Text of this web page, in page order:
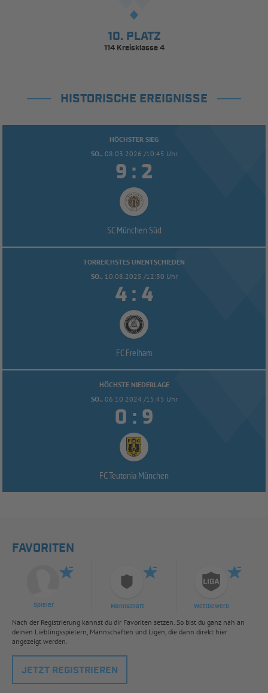
10. PLATZ
114 Kreisklasse 4
HISTORISCHE EREIGNISSE
HÖCHSTER SIEG
SO.. 08.03.2026 /10:45 Uhr
 : 
SC München Süd
TORREICHSTES UNENTSCHIEDEN
SO.. 10.08.2025 /12:30 Uhr
 : 
FC Freiham
HÖCHSTE NIEDERLAGE
SO.. 06.10.2024 /15:45 Uhr
 : 
FC Teutonia München
FAVORITEN
Spieler Mannschaft Wettbewerb
Nach der Registrierung kannst du dir Favoriten setzen. So bist du ganz nah an
deinen Lieblingsspielern, Mannschaften und Ligen, die dann direkt hier
angezeigt werden.
JETZT REGISTRIEREN